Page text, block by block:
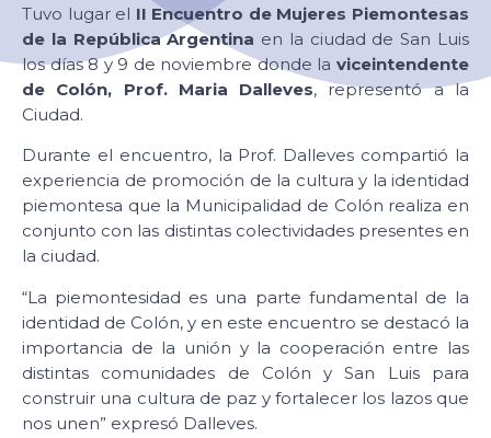
Tuvo lugar el II Encuentro de Mujeres Piemontesas
de la República Argentina en la ciudad de San Luis
los días 8 y 9 de noviembre donde la viceintendente
de Colón, Prof. Maria Dalleves, representó a la
Ciudad.
Durante el encuentro, la Prof. Dalleves compartió la
experiencia de promoción de la cultura y la identidad
piemontesa que la Municipalidad de Colón realiza en
conjunto con las distintas colectividades presentes en
la ciudad.
“La piemontesidad es una parte fundamental de la
identidad de Colón, y en este encuentro se destacó la
importancia de la unión y la cooperación entre las
distintas comunidades de Colón y San Luis para
construir una cultura de paz y fortalecer los lazos que
nos unen” expresó Dalleves.